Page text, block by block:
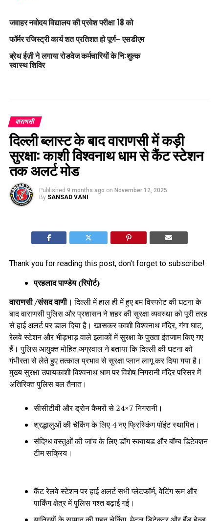
जवाहर नवोदय विद्यालय की प्रवेश परीक्षा 18 को
फॉर्मर रजिस्ट्री कार्य शत प्रतिशत हो पूर्ण– एसडीएम
ब्रेथ ईज़ी ने लगाया रोडवेज कर्मचारियों के नि:शुल्क
स्वास्थ शिविर
वाराणसी
दिल्ली ब्लास्ट के बाद वाराणसी में कड़ी
सुरक्षा: काशी विश्वनाथ धाम से कैंट स्टेशन
तक अलर्ट मोड
Published 9 months ago on November 12, 2025
By SANSAD VANI
Thank you for reading this post, don't forget to subscribe!
प्रहलाद पाण्डेय (रिपोर्ट)
वाराणसी /संसद वाणी। दिल्ली में हाल ही में हुए बम विस्फोट की घटना के
बाद वाराणसी पुलिस और प्रशासन ने शहर की सुरक्षा व्यवस्था को पूरी तरह
से हाई अलर्ट पर डाल दिया है। खासकर काशी विश्वनाथ मंदिर, गंगा घाट,
रेलवे स्टेशन और भीड़भाड़ वाले इलाकों में सुरक्षा के पुख्ता इंतजाम किए गए
हैं। पुलिस आयुक्त मोहित अग्रवाल ने बताया कि दिल्ली की घटना को
गंभीरता से लेते हुए तत्काल प्रभाव से सुरक्षा प्लान लागू कर दिया गया है।
मुख्य सुरक्षा उपायकाशी विश्वनाथ धाम पर विशेष निगरानी मंदिर परिसर में
अतिरिक्त पुलिस बल तैनात।
सीसीटीवी और ड्रोन कैमरों से 24×7 निगरानी।
श्रद्धालुओं की चेकिंग के लिए 4 नए फ्रिस्किंग पॉइंट स्थापित।
संदिग्ध वस्तुओं की जांच के लिए डॉग स्क्वायड और बॉम्ब डिटेक्शन
टीम सक्रिय।
कैंट रेलवे स्टेशन पर हाई अलर्ट सभी प्लेटफॉर्म, वेटिंग रूम और
पार्किंग क्षेत्र में पुलिस गश्त बढ़ाई गई।